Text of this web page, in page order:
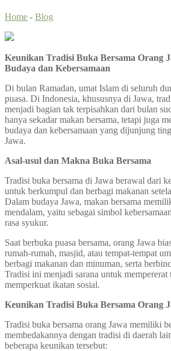
Home - Blog
Keunikan Tradisi Buka Bersama Orang
Budaya dan Kebersamaan
Di bulan Ramadan, umat Islam di seluruh
puasa. Di Indonesia, khususnya di Jawa,
menjadi bagian tak terpisahkan dari bulan
hanya sekadar makan bersama, tetapi juga
budaya dan kebersamaan yang dijunjung
Jawa.
Asal-usul dan Makna Buka Bersama
Tradisi buka bersama di Jawa berawal dari
untuk berkumpul dan berbagi makanan
Dalam budaya Jawa, makan bersama
mendalam, yaitu sebagai simbol
rasa syukur.
Saat berbuka puasa bersama, orang Jawa
rumah-rumah, masjid, atau tempat-tempat
berbagi makanan dan minuman, serta
Tradisi ini menjadi sarana untuk mempererat
memperkuat ikatan sosial.
Keunikan Tradisi Buka Bersama Orang
Tradisi buka bersama orang Jawa memiliki
membedakannya dengan tradisi di daerah
beberapa keunikan tersebut: